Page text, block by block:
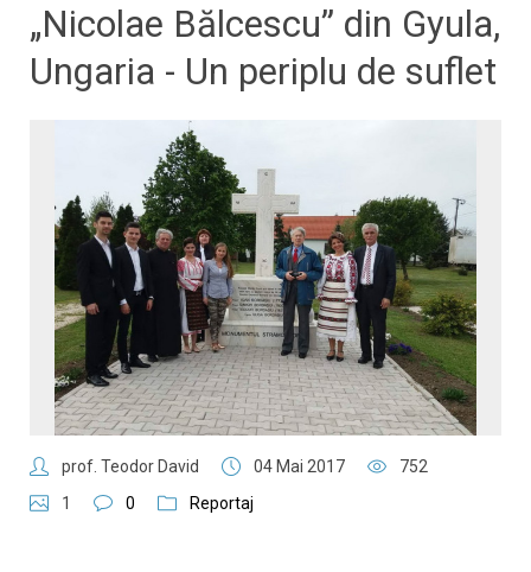
„Nicolae Bălcescu” din Gyula,
Ungaria - Un periplu de suflet
prof. Teodor David 04 Mai 2017
752
1
0 Reportaj